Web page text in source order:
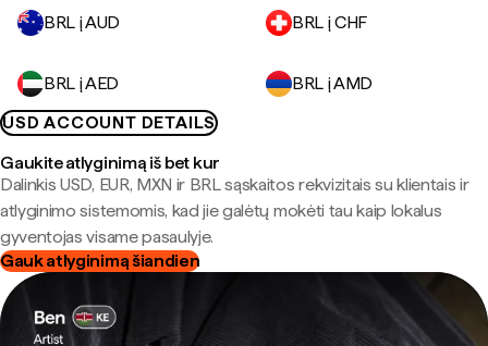
BRL į AUD BRL į CHF
BRL į AED
BRL į AMD
USD ACCOUNT DETAILS
Gaukite atlyginimą iš bet kur
Dalinkis USD, EUR, MXN ir BRL sąskaitos rekvizitais su klientais ir
atlyginimo sistemomis, kad jie galėtų mokėti tau kaip lokalus
gyventojas visame pasaulyje.
Gauk atlyginimą šiandien